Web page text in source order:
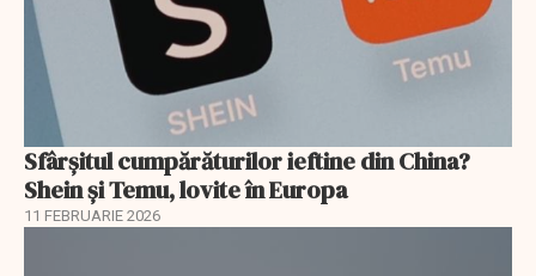
Sfârșitul cumpărăturilor ieftine din China?
Shein și Temu, lovite în Europa
11 FEBRUARIE 2026